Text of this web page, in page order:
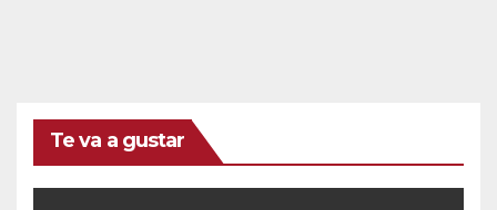
Te va a gustar